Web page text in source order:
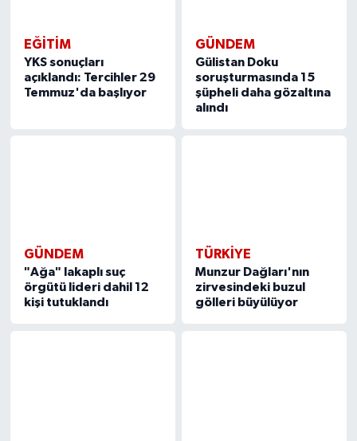
EĞITIM
YKS sonuçları
açıklandı: Tercihler 29
Temmuz'da başlıyor
GÜNDEM
Gülistan Doku
soruşturmasında 15
şüpheli daha gözaltına
alındı
GÜNDEM
"Ağa" lakaplı suç
örgütü lideri dahil 12
kişi tutuklandı
TÜRKIYE
Munzur Dağları'nın
zirvesindeki buzul
gölleri büyülüyor